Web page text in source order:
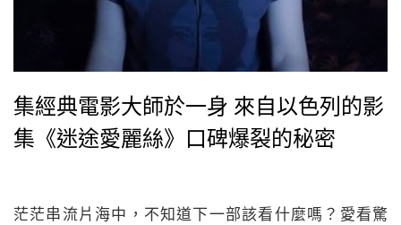
集經典電影大師於一身 來自以色列的影
集《迷途愛麗絲》口碑爆裂的秘密
茫茫串流片海中，不知道下一部該看什麼嗎？愛看驚